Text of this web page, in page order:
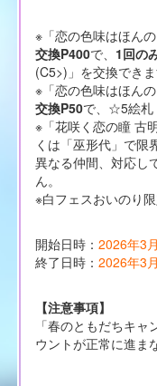
※「恋の色味はほん
交換P400で、 1回の
(C5>)」を交換できま
※「恋の色味はほん
交換P50で、☆5絵札
※「花咲く恋の瞳 古
くは「巫形代」で限
異なる仲間、対応し
ん。
※白フェスおいのり
開始日時： 2026年3
終了日時： 2026年3
【注意事項】
「春のともだちキ
ウントが正常に進ま